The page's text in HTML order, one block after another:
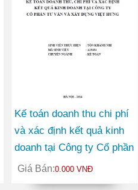
Kế toán doanh thu chi phí
và xác định kết quả kinh
doanh tại Công ty Cổ phần
Tư vấn và Xây dựng Việt
Hưng
Giá Bán:0.000 VNĐ